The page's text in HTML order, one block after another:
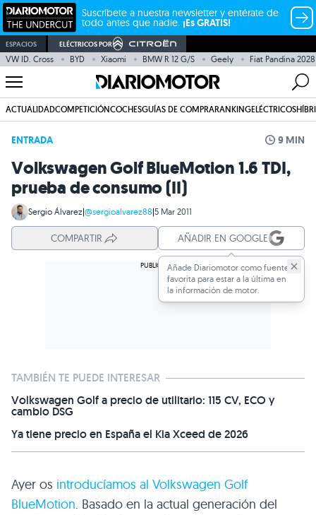
Suscríbete a nuestra newsletter y entérate de
todo antes que nadie. ¡Es GRATIS!
ESPACIOS ELÉCTRICOS POR
VW ID. Cross BYD Xiaomi BMW R 12 G/S Geely Fiat Pandina 2028
ACTUALIDADCOMPETICIÓNCOCHESGUÍAS DE COMPRARANKINGELÉCTRICOS
ENTRADA 9 MIN
Volkswagen Golf BlueMotion 1.6 TDI,
prueba de consumo (II)
Sergio Álvarez|@sergioalvarez88|5 Mar 2011
COMPARTIR AÑADIR EN GOOGLE
Añade Diariomotor como fuente
favorita para estar a la última en
la información de motor.
TAMBIÉN TE PUEDE INTERESAR
Volkswagen Golf a precio de utilitario: 115 CV, ECO y
cambio DSG
Ya tiene precio en España el Kia Xceed de 2026
Ayer os introducíamos al Volkswagen Golf
BlueMotion. Basado en la actual generación del